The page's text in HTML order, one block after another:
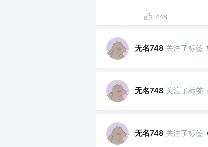
448
无名748 关注了标签
无名748 关注了标签
无名748 关注了标签